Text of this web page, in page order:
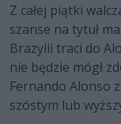
Z całej piątki
szanse na tytuł
Brazylii traci do
nie będzie mógł
Fernando Alonso
szóstym lub